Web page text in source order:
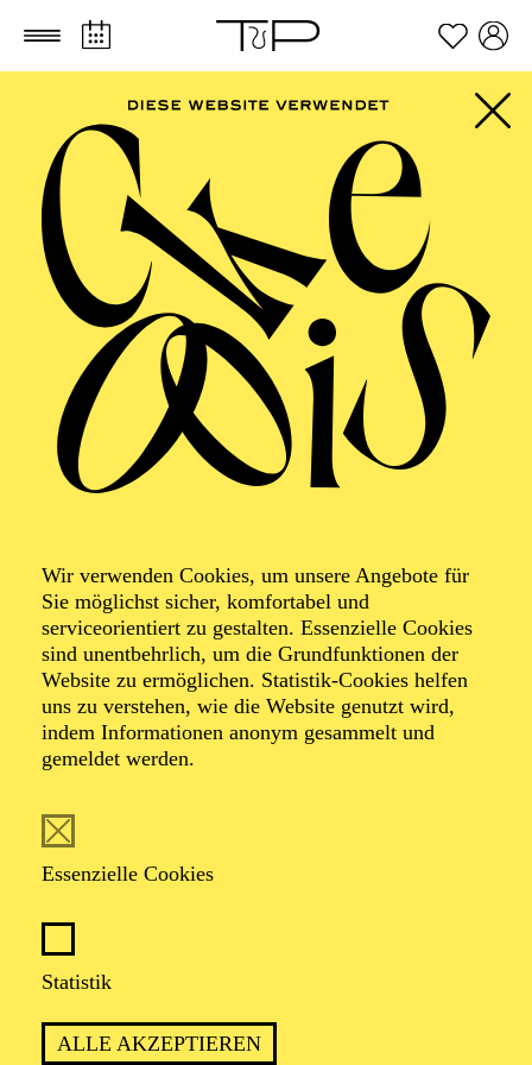
Zum Hauptinhalt springen Zum Footer springen
Wir verwenden Cookies, um unsere Angebote für
Sie möglichst sicher, komfortabel und
serviceorientiert zu gestalten. Essenzielle Cookies
sind unentbehrlich, um die Grundfunktionen der
Website zu ermöglichen. Statistik-Cookies helfen
uns zu verstehen, wie die Website genutzt wird,
indem Informationen anonym gesammelt und
gemeldet werden.
Essenzielle Cookies
Statistik
ALLE AKZEPTIEREN
Foto: Simon Hengenberg
Christoph Frick
Christoph Frick ist bekannt für seine dokumentarischen
damit seit vielen Jahren national und international
erfolgreich.